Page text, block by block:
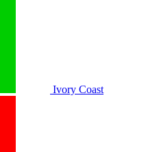
Ivory Coast